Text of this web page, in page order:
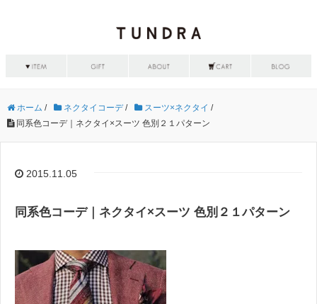
ホーム / ネクタイコーデ/ スーツ×ネクタイ /
同系色コーデ｜ネクタイ×スーツ 色別２１パターン
2015.11.05
同系色コーデ｜ネクタイ×スーツ 色別２１パターン